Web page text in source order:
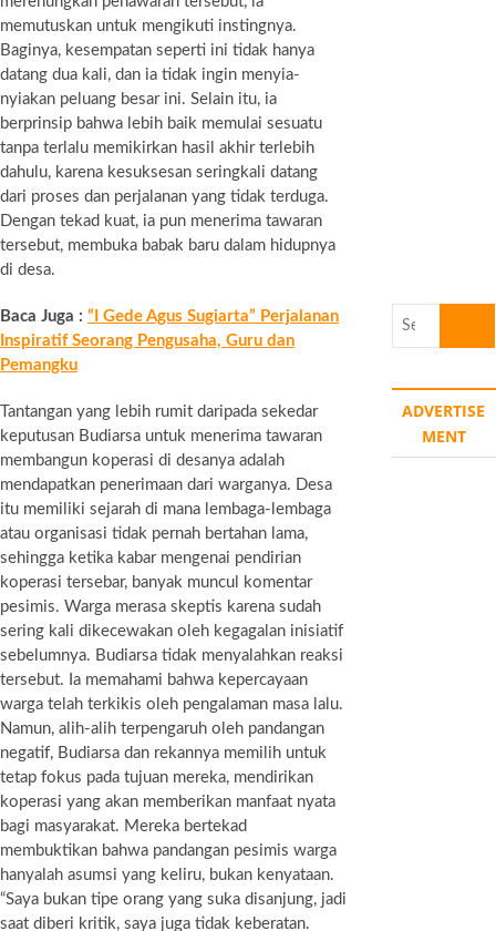
memutuskan untuk mengikuti instingnya.
Baginya, kesempatan seperti ini tidak hanya
datang dua kali, dan ia tidak ingin menyia-
nyiakan peluang besar ini. Selain itu, ia
berprinsip bahwa lebih baik memulai sesuatu
tanpa terlalu memikirkan hasil akhir terlebih
dahulu, karena kesuksesan seringkali datang
dari proses dan perjalanan yang tidak terduga.
Dengan tekad kuat, ia pun menerima tawaran
tersebut, membuka babak baru dalam hidupnya
di desa.
Baca Juga : “I Gede Agus Sugiarta” Perjalanan
Inspiratif Seorang Pengusaha, Guru dan
Pemangku
Tantangan yang lebih rumit daripada sekedar
keputusan Budiarsa untuk menerima tawaran
membangun koperasi di desanya adalah
mendapatkan penerimaan dari warganya. Desa
itu memiliki sejarah di mana lembaga-lembaga
atau organisasi tidak pernah bertahan lama,
sehingga ketika kabar mengenai pendirian
koperasi tersebar, banyak muncul komentar
pesimis. Warga merasa skeptis karena sudah
sering kali dikecewakan oleh kegagalan inisiatif
sebelumnya. Budiarsa tidak menyalahkan reaksi
tersebut. Ia memahami bahwa kepercayaan
warga telah terkikis oleh pengalaman masa lalu.
Namun, alih-alih terpengaruh oleh pandangan
negatif, Budiarsa dan rekannya memilih untuk
tetap fokus pada tujuan mereka, mendirikan
koperasi yang akan memberikan manfaat nyata
bagi masyarakat. Mereka bertekad
membuktikan bahwa pandangan pesimis warga
hanyalah asumsi yang keliru, bukan kenyataan.
“Saya bukan tipe orang yang suka disanjung, jadi
saat diberi kritik, saya juga tidak keberatan.
ADVERTISE
MENT